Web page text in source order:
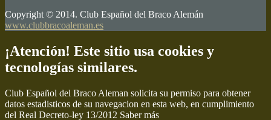
Copyright © 2014. Club Español del Braco Alemán
www.clubbracoaleman.es
¡Atención! Este sitio usa cookies y
tecnologías similares.
Club Español del Braco Aleman solicita su permiso para obtener
datos estadisticos de su navegacion en esta web, en cumplimiento
del Real Decreto-ley 13/2012 Saber más